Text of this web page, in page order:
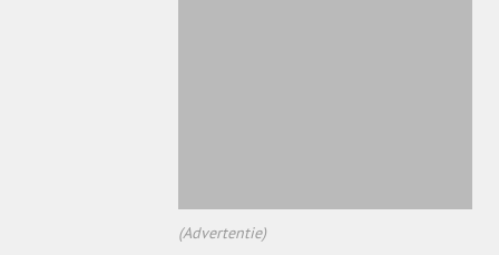
(Advertentie)